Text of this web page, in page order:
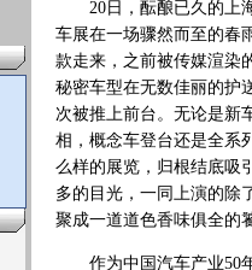
20日，酝酿已久的上
车展在一场骤然而至的春
款走来，之前被传媒渲染
秘密车型在无数佳丽的护
次被推上前台。无论是新
相，概念车登台还是全系
么样的展览，归根结底吸
多的目光，一同上演的除
聚成一道道色香味俱全的
作为中国汽车产业50年